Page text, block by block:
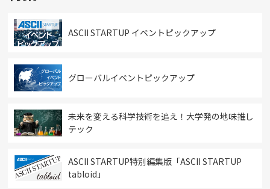
ASCII STARTUP イベントピックアップ
グローバルイベントピックアップ
未来を変える科学技術を追え！大学発の地味推し
テック
ASCII STARTUP特別編集版「ASCII STARTUP
tabloid」